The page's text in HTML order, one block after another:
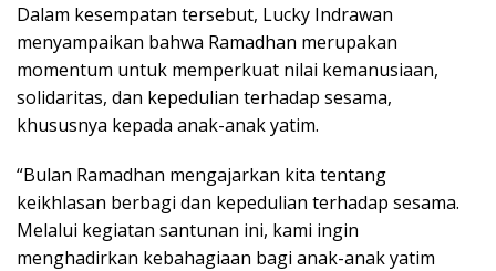
Dalam kesempatan tersebut, Lucky Indrawan
menyampaikan bahwa Ramadhan merupakan
momentum untuk memperkuat nilai kemanusiaan,
solidaritas, dan kepedulian terhadap sesama,
khususnya kepada anak-anak yatim.
“Bulan Ramadhan mengajarkan kita tentang
keikhlasan berbagi dan kepedulian terhadap sesama.
Melalui kegiatan santunan ini, kami ingin
menghadirkan kebahagiaan bagi anak-anak yatim